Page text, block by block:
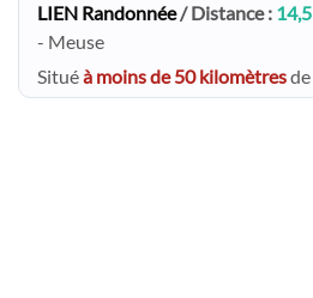
LIEN Randonnée/ Distance : 14,5
- Meuse
Situéà moins de 50 kilomètresde